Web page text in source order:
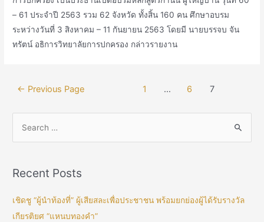
– 61 ประจำปี 2563 รวม 62 จังหวัด ทั้งสิ้น 160 คน ศึกษาอบรม
ระหว่างวันที่ 3 สิงหาคม – 11 กันยายน 2563 โดยมี นายบรรจบ จัน
ทรัตน์ อธิการวิทยาลัยการปกครอง กล่าวรายงาน
← Previous Page 1 … 6 7
Recent Posts
เชิดชู “ผู้นำท้องที่” ผู้เสียสละเพื่อประชาชน พร้อมยกย่องผู้ได้รับรางวัล
เกียรติยศ “แหนบทองคำ”